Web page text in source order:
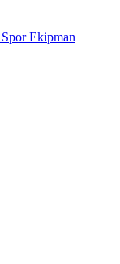
Spor Ekipman